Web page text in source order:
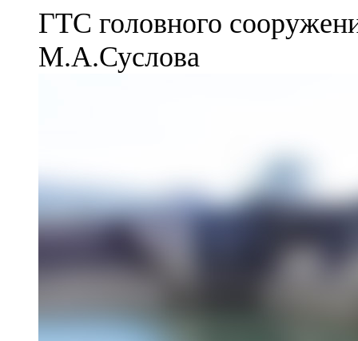
ГТС головного
М.А.Суслова